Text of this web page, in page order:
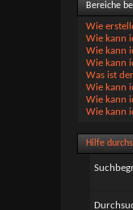
Bereiche
Wie
Wie kann
Wie kann
Wie kann
Was ist
Wie kann
Wie kann
Wie kann
Hilfe